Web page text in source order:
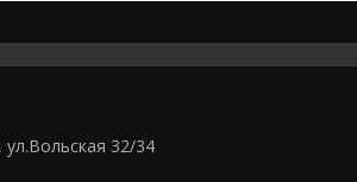
ул.Вольская 32/34